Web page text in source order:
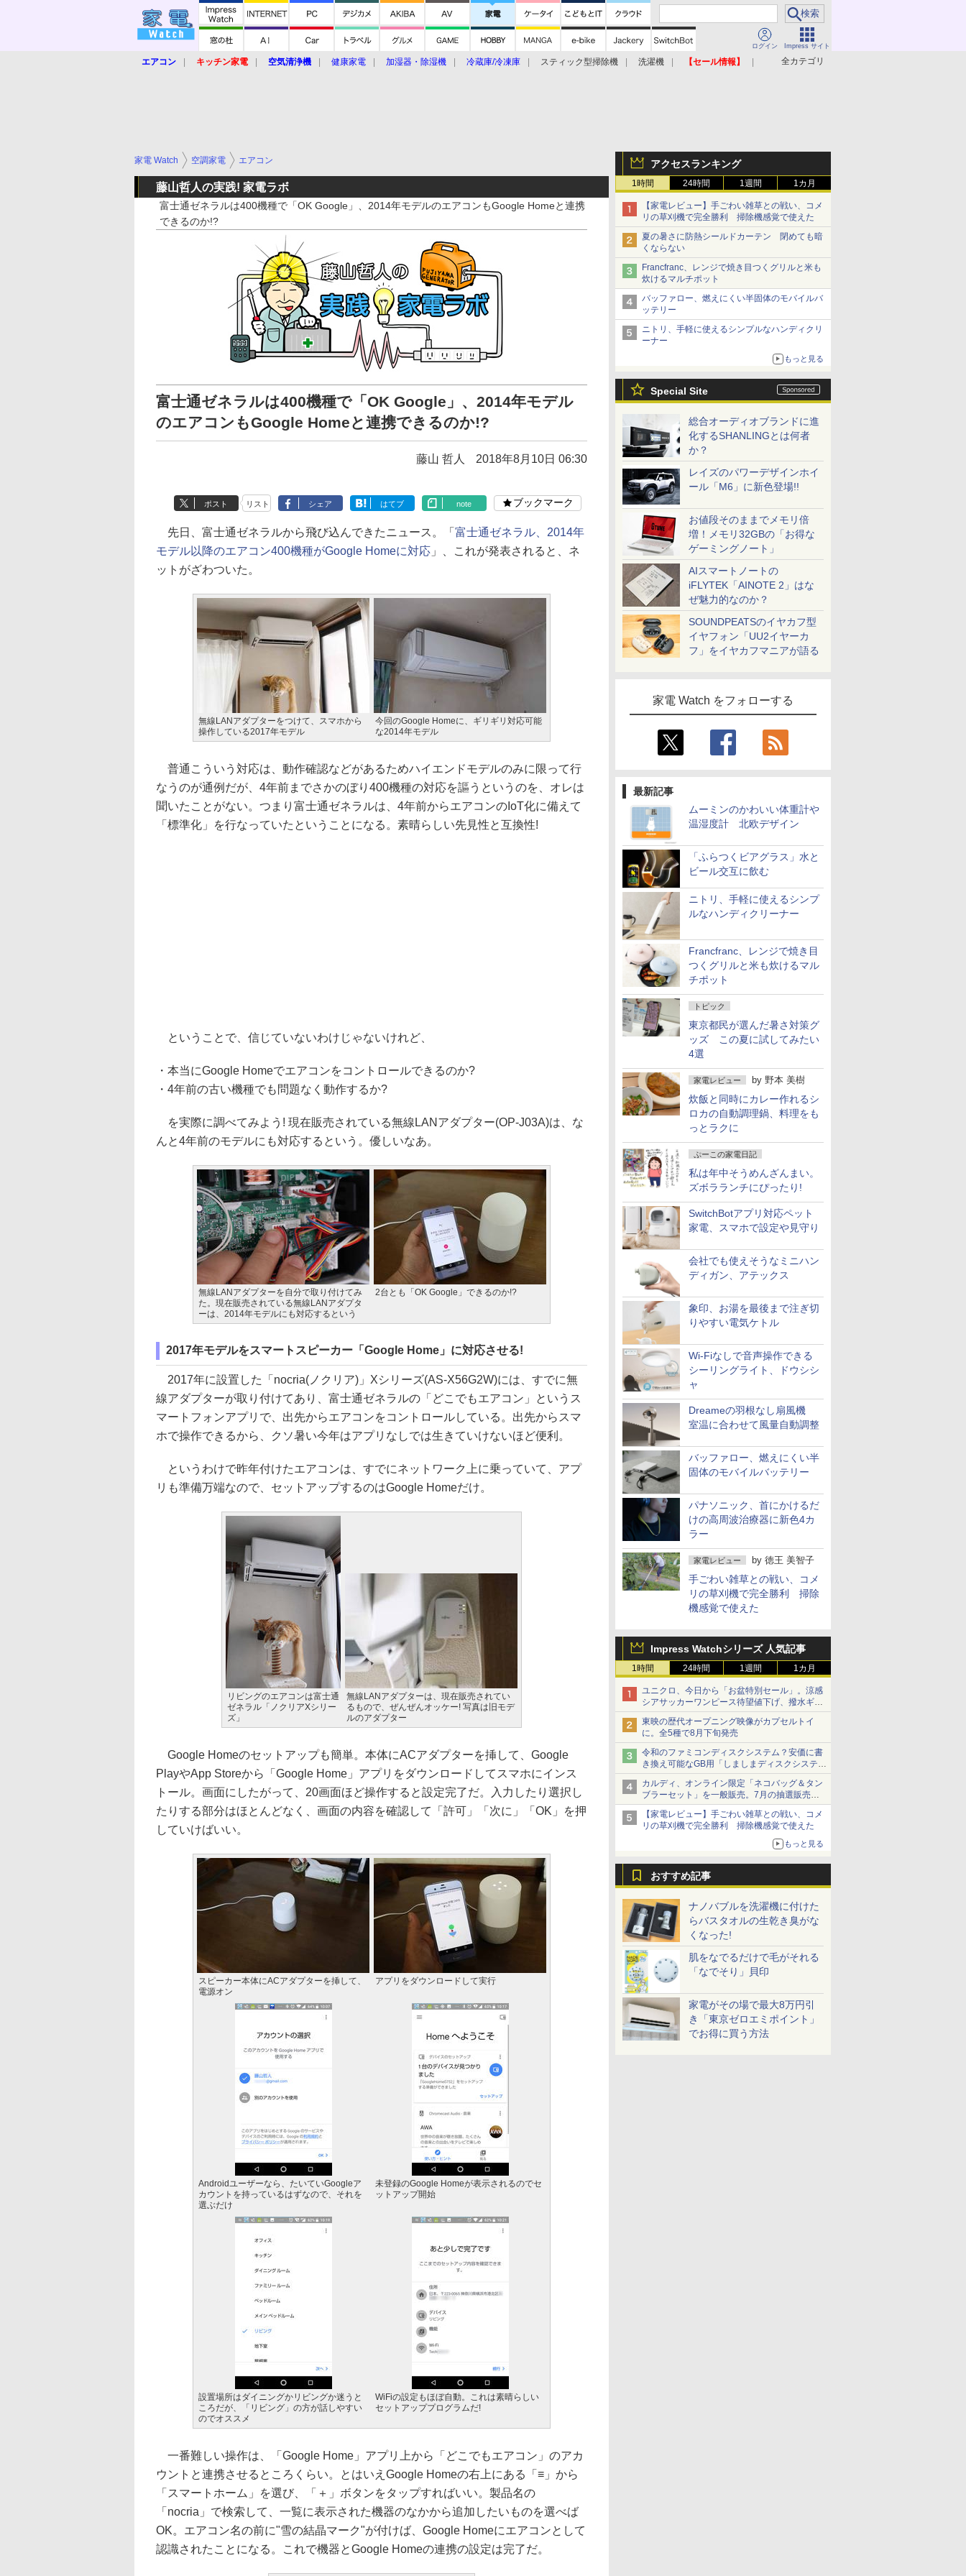
ログイン Impress サイト
全カテゴリ
エアコン キッチン家電 空気清浄機 健康家電 加湿器・除湿機 冷蔵庫/冷凍庫 スティック型掃除機 洗濯機
【セール情報】
アクセスランキング
1時間 24時間 1週間 1カ月
【家電レビュー】手ごわい雑草との戦い、コメ
リの草刈機で完全勝利 掃除機感覚で使えた
夏の暑さに防熱シールドカーテン 閉めても暗
くならない
Francfranc、レンジで焼き目つくグリルと米も
炊けるマルチポット
バッファロー、燃えにくい半固体のモバイルバ
ッテリー
ニトリ、手軽に使えるシンプルなハンディクリ
ーナー
もっと見る
Special Site
総合オーディオブランドに進
化するSHANLINGとは何者
か？
レイズのパワーデザインホイ
ール「M6」に新色登場!!
お値段そのままでメモリ倍
増！メモリ32GBの「お得な
ゲーミングノート」
AIスマートノートの
iFLYTEK「AINOTE 2」はな
ぜ魅力的なのか？
SOUNDPEATSのイヤカフ型
イヤフォン「UU2イヤーカ
フ」をイヤカフマニアが語る
家電 Watch をフォローする
最新記事
ムーミンのかわいい体重計や
温湿度計 北欧デザイン
「ふらつくビアグラス」水と
ビール交互に飲む
ニトリ、手軽に使えるシンプ
ルなハンディクリーナー
Francfranc、レンジで焼き目
つくグリルと米も炊けるマル
チポット
トピック
東京都民が選んだ暑さ対策グ
ッズ この夏に試してみたい
4選
家電レビュー by 野本 美樹
炊飯と同時にカレー作れるシ
ロカの自動調理鍋、料理をも
っとラクに
ぷーこの家電日記
私は年中そうめんざんまい。
ズボラランチにぴったり!
SwitchBotアプリ対応ペット
家電、スマホで設定や見守り
会社でも使えそうなミニハン
ディガン、アテックス
象印、お湯を最後まで注ぎ切
りやすい電気ケトル
Wi-Fiなしで音声操作できる
シーリングライト、ドウシシ
ャ
Dreameの羽根なし扇風機
室温に合わせて風量自動調整
バッファロー、燃えにくい半
固体のモバイルバッテリー
パナソニック、首にかけるだ
けの高周波治療器に新色4カ
ラー
家電レビュー by 徳王 美智子
手ごわい雑草との戦い、コメ
リの草刈機で完全勝利 掃除
機感覚で使えた
Impress Watchシリーズ 人気記事
1時間 24時間 1週間 1カ月
ユニクロ、今日から「お盆特別セール」。涼感
シアサッカーワンピース待望値下げ、撥水ギア
ショーツは1990円に
東映の歴代オープニング映像がカプセルトイ
に。全5種で8月下旬発売
令和のファミコンディスクシステム？安価に書
き換え可能なGB用「しましまディスクシステ
ム」
カルディ、オンライン限定「ネコバッグ＆タン
ブラーセット」を一般販売。7月の抽選販売の
当選無効分
【家電レビュー】手ごわい雑草との戦い、コメ
リの草刈機で完全勝利 掃除機感覚で使えた
もっと見る
おすすめ記事
ナノバブルを洗濯機に付けた
らバスタオルの生乾き臭がな
くなった!
肌をなでるだけで毛がそれる
「なでそり」貝印
家電がその場で最大8万円引
き「東京ゼロエミポイント」
でお得に買う方法
家電 Watch 空調家電 エアコン
藤山哲人の実践! 家電ラボ
富士通ゼネラルは400機種で「OK Google」、2014年モデルのエアコンもGoogle Homeと連携
できるのか!?
富士通ゼネラルは400機種で「OK Google」、2014年モデル
のエアコンもGoogle Homeと連携できるのか!?
藤山 哲人 2018年8月10日 06:30
ポスト リスト シェア はてブ note ブックマーク
先日、富士通ゼネラルから飛び込んできたニュース。「 富士通ゼネラル、2014年
モデル以降のエアコン400機種がGoogle Homeに対応 」、これが発表されると、ネ
ットがざわついた。
無線LANアダプターをつけて、スマホから
操作している2017年モデル
今回のGoogle Homeに、ギリギリ対応可能
な2014年モデル
普通こういう対応は、動作確認などがあるためハイエンドモデルのみに限って行
なうのが通例だが、4年前までさかのぼり400機種の対応を謳うというのを、オレは
聞いたことがない。つまり富士通ゼネラルは、4年前からエアコンのIoT化に備えて
「標準化」を行なっていたということになる。素晴らしい先見性と互換性!
ということで、信じていないわけじゃないけれど、
・本当にGoogle Homeでエアコンをコントロールできるのか?
・4年前の古い機種でも問題なく動作するか?
を実際に調べてみよう! 現在販売されている無線LANアダプター(OP-J03A)は、な
んと4年前のモデルにも対応するという。優しいなあ。
無線LANアダプターを自分で取り付けてみ
た。現在販売されている無線LANアダプタ
ーは、2014年モデルにも対応するという
2台とも「OK Google」できるのか!?
2017年モデルをスマートスピーカー「Google Home」に対応させる!
2017年に設置した「nocria(ノクリア)」Xシリーズ(AS-X56G2W)には、すでに無
線アダプターが取り付けてあり、富士通ゼネラルの「どこでもエアコン」というス
マートフォンアプリで、出先からエアコンをコントロールしている。出先からスマ
ホで操作できるから、クソ暑い今年はアプリなしでは生きていけないほど便利。
というわけで昨年付けたエアコンは、すでにネットワーク上に乗っていて、アプ
リも準備万端なので、セットアップするのはGoogle Homeだけ。
リビングのエアコンは富士通
ゼネラル「ノクリアXシリー
ズ」
無線LANアダプターは、現在販売されてい
るもので、ぜんぜんオッケー! 写真は旧モデ
ルのアダプター
Google Homeのセットアップも簡単。本体にACアダプターを挿して、Google
PlayやApp Storeから「Google Home」アプリをダウンロードしてスマホにインス
トール。画面にしたがって、20画面ほど操作すると設定完了だ。入力したり選択し
たりする部分はほとんどなく、画面の内容を確認して「許可」「次に」「OK」を押
していけばいい。
スピーカー本体にACアダプターを挿して、
電源オン
アプリをダウンロードして実行
Androidユーザーなら、たいていGoogleア
カウントを持っているはずなので、それを
選ぶだけ
未登録のGoogle Homeが表示されるのでセ
ットアップ開始
設置場所はダイニングかリビングか迷うと
ころだが、「リビング」の方が話しやすい
のでオススメ
WiFiの設定もほぼ自動。これは素晴らしい
セットアッププログラムだ!
一番難しい操作は、「Google Home」アプリ上から「どこでもエアコン」のアカ
ウントと連携させるところくらい。とはいえGoogle Homeの右上にある「≡」から
「スマートホーム」を選び、「＋」ボタンをタップすればいい。製品名の
「nocria」で検索して、一覧に表示された機器のなかから追加したいものを選べば
OK。エアコン名の前に"雪の結晶マーク"が付けば、Google Homeにエアコンとして
認識されたことになる。これで機器とGoogle Homeの連携の設定は完了だ。